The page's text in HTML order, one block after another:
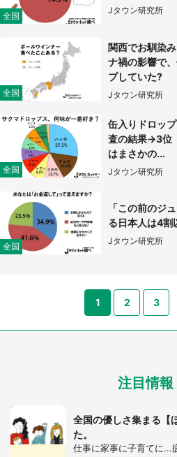
都道府選
全国
Jタウン研究所
全国
関西でお馴染
ナ禍の影響で
プしていた?
Jタウン研究所
全国
缶入りドロッ
査の結果→3位
はまさかの...
Jタウン研究所
全国
「この前のジ
る日本人は4割
Jタウン研究所
1 2 3
注目情報
全国の優しさ集まる【
た。
仕事に家事に子育てに...